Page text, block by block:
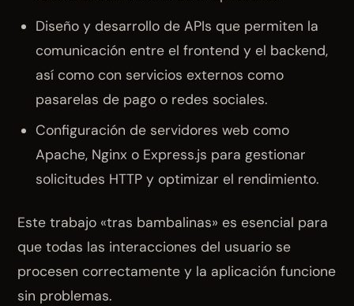
Diseño y desarrollo de APIs que permiten la
comunicación entre el frontend y el backend,
así como con servicios externos como
pasarelas de pago o redes sociales.
Configuración de servidores web como
Apache, Nginx o Express.js para gestionar
solicitudes HTTP y optimizar el rendimiento.
Este trabajo «tras bambalinas» es esencial para
que todas las interacciones del usuario se
procesen correctamente y la aplicación funcione
sin problemas.